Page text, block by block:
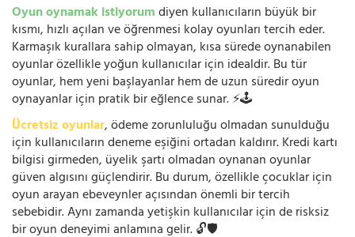
Oyun oynamak istiyorumdiyen kullanıcıların büyük bir
kısmı, hızlı açılan ve öğrenmesi kolay oyunları tercih eder.
Karmaşık kurallara sahip olmayan, kısa sürede oynanabilen
oyunlar özellikle yoğun kullanıcılar için idealdir. Bu tür
oyunlar, hem yeni başlayanlar hem de uzun süredir oyun
oynayanlar için pratik bir eğlence sunar. ⚡🕹️
Ücretsiz oyunlar, ödeme zorunluluğu olmadan sunulduğu
için kullanıcıların deneme eşiğini ortadan kaldırır. Kredi kartı
bilgisi girmeden, üyelik şartı olmadan oynanan oyunlar
güven algısını güçlendirir. Bu durum, özellikle çocuklar için
oyun arayan ebeveynler açısından önemli bir tercih
sebebidir. Aynı zamanda yetişkin kullanıcılar için de risksiz
bir oyun deneyimi anlamına gelir. 🔓🛡️